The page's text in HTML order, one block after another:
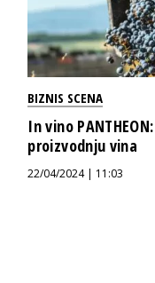
BIZNIS SCENA
In vino
proizvodnju vina
22/04/2024 | 11:03